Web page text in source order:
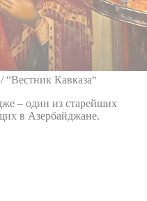
Кавказа“
– один из старейших
в Азербайджане.